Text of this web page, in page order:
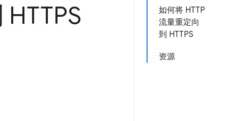
如何将 HTTP
流量重定向
到 HTTPS
资源